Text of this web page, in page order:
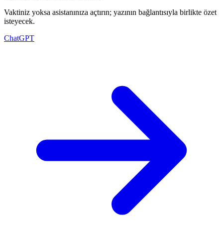
Vaktiniz yoksa asistanınıza açtırın; yazının bağlantısıyla birlikte özet
isteyecek.
ChatGPT